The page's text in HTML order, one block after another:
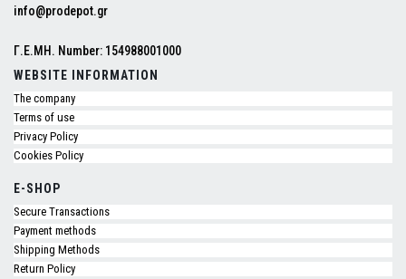
info@prodepot.gr
Γ.Ε.ΜΗ. Number: 154988001000
WEBSITE INFORMATION
The company
Terms of use
Privacy Policy
Cookies Policy
E-SHOP
Secure Transactions
Payment methods
Shipping Methods
Return Policy